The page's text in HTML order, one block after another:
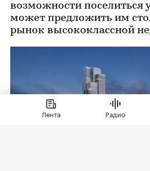
возможности поселиться
может предложить им
рынок высококлассной
Лента Радио